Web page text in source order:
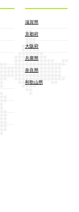
滋賀県
京都府
大阪府
兵庫県
奈良県
和歌山県